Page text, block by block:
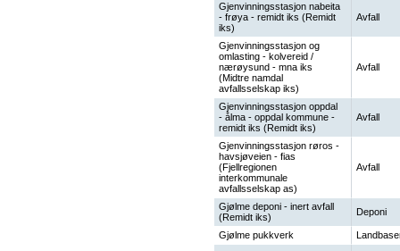
Gjenvinningsstasjon nabeita
- frøya - remidt iks (Remidt
iks)
Avfall
Gjenvinningsstasjon og
omlasting - kolvereid /
nærøysund - mna iks
(Midtre namdal
avfallsselskap iks)
Avfall
Gjenvinningsstasjon oppdal
- ålma - oppdal kommune -
remidt iks (Remidt iks)
Avfall
Gjenvinningsstasjon røros -
havsjøveien - fias
(Fjellregionen
interkommunale
avfallsselskap as)
Avfall
Gjølme deponi - inert avfall
(Remidt iks)
Deponi
Gjølme pukkverk